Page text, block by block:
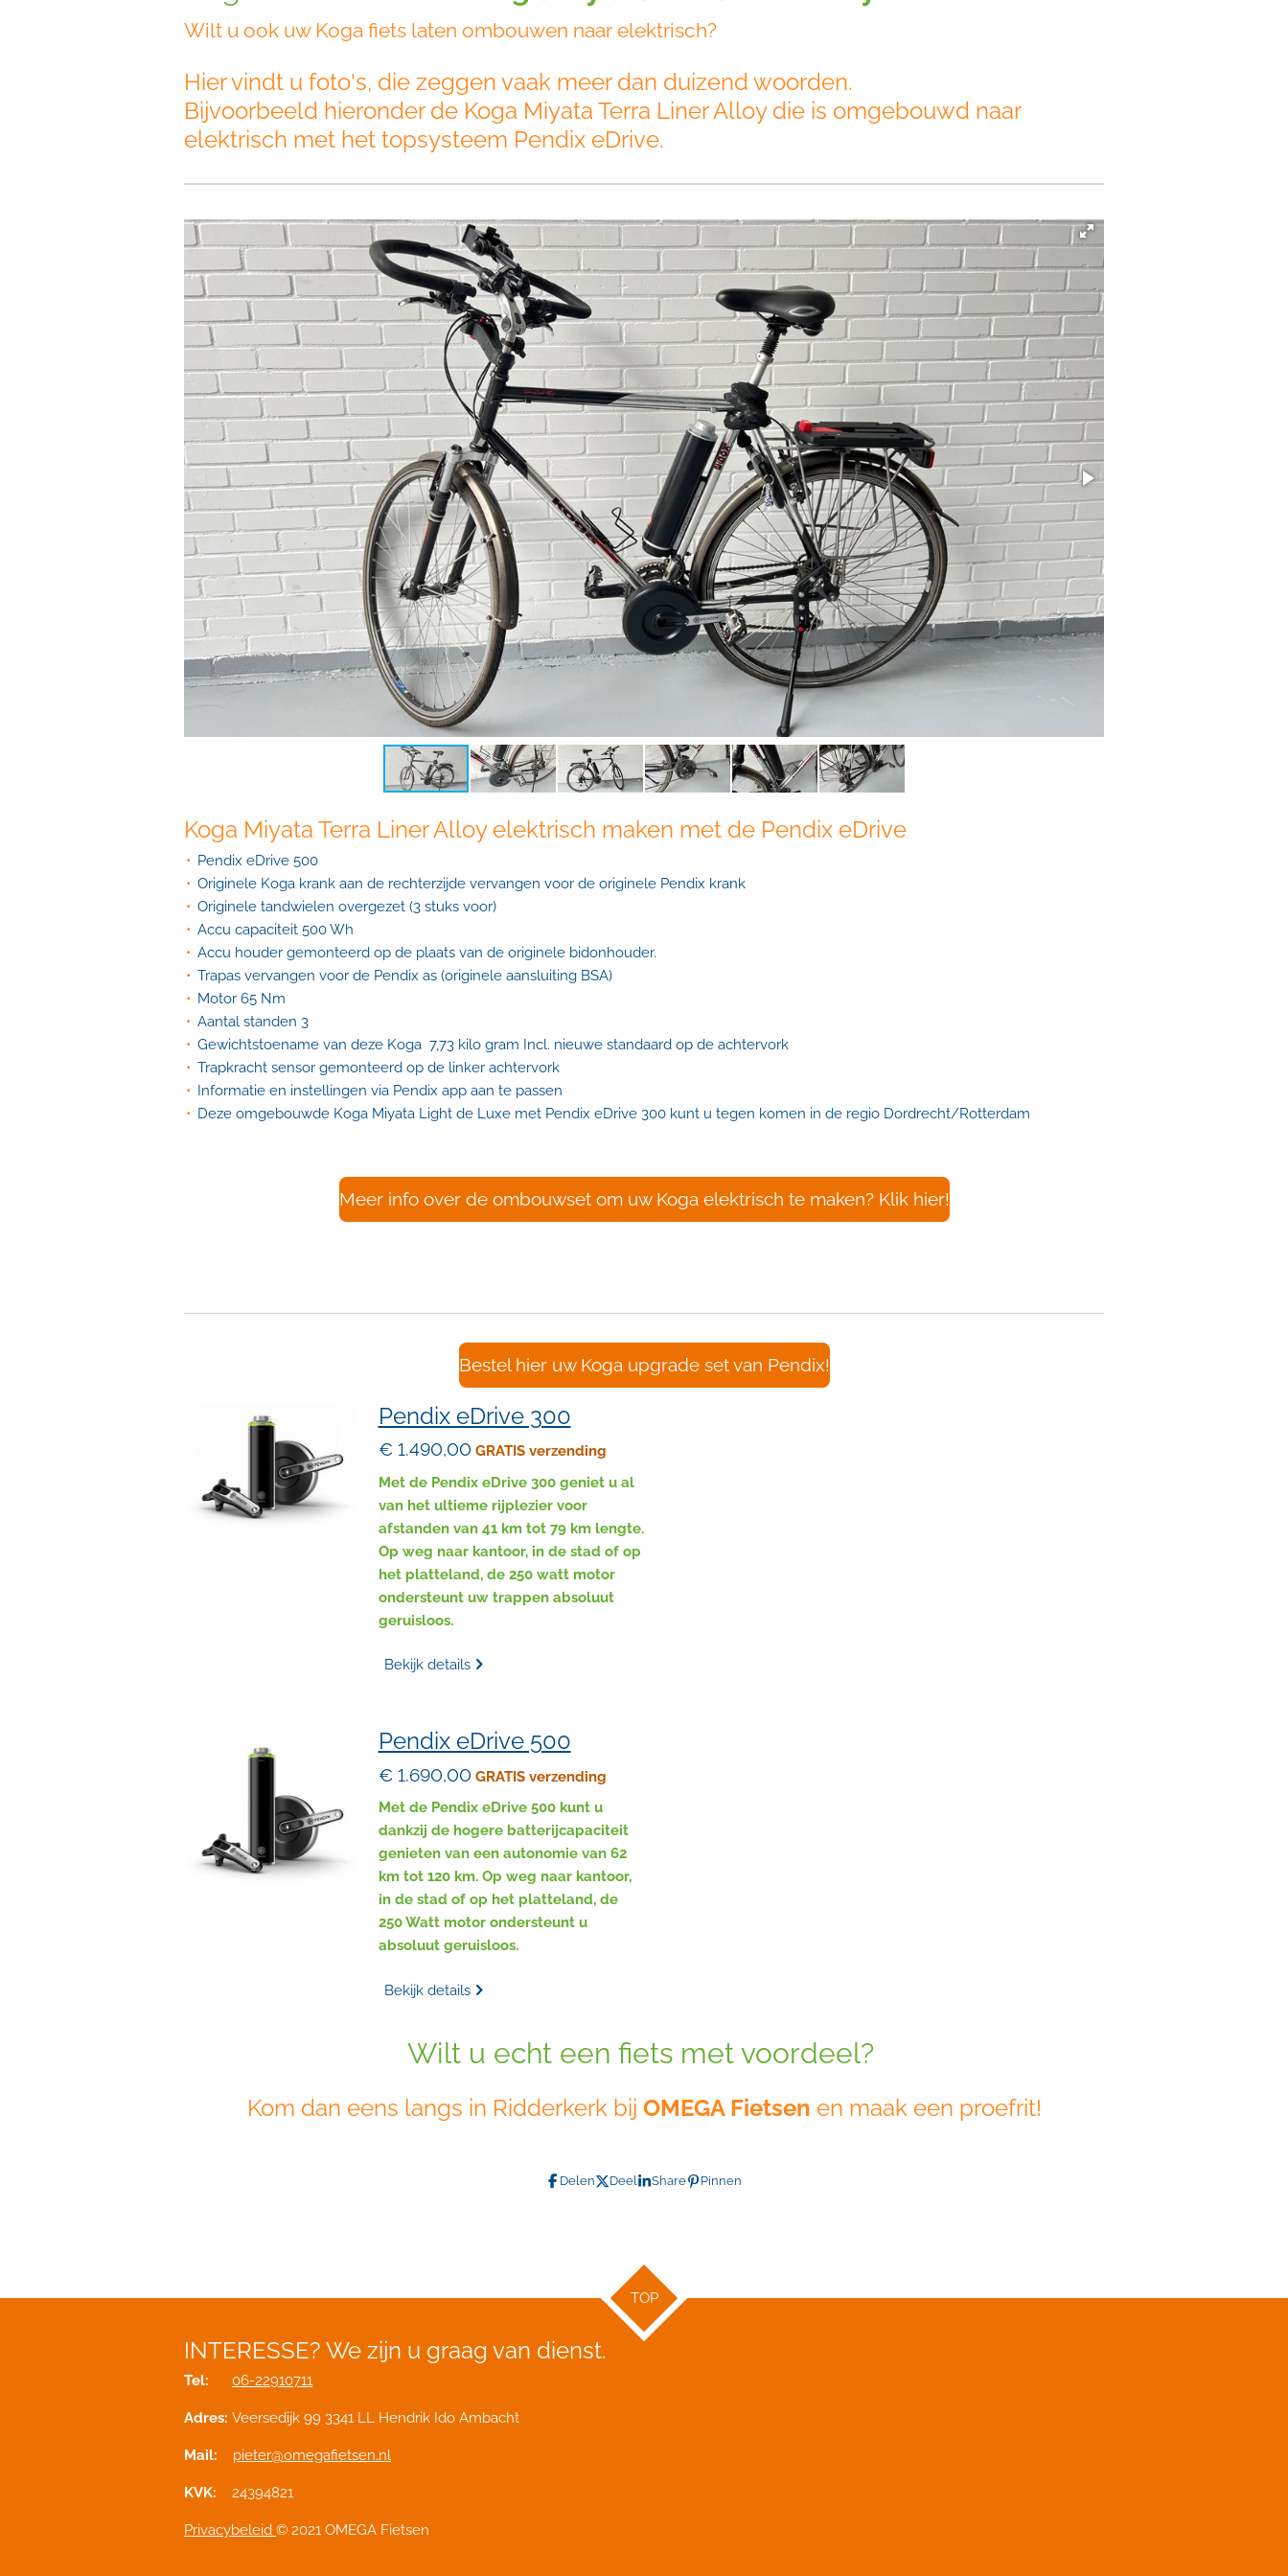
Wilt u ook uw Koga fiets laten ombouwen naar elektrisch?
Hier vindt u foto's, die zeggen vaak meer dan duizend woorden.
Bijvoorbeeld hieronder de Koga Miyata Terra Liner Alloy die is omgebouwd naar
elektrisch met het topsysteem Pendix eDrive.
Koga Miyata Terra Liner Alloy elektrisch maken met de Pendix eDrive
Pendix eDrive 500
Originele Koga krank aan de rechterzijde vervangen voor de originele Pendix krank
Originele tandwielen overgezet (3 stuks voor)
Accu capaciteit 500 Wh
Accu houder gemonteerd op de plaats van de originele bidonhouder.
Trapas vervangen voor de Pendix as (originele aansluiting BSA)
Motor 65 Nm
Aantal standen 3
Gewichtstoename van deze Koga 7,73 kilo gram Incl. nieuwe standaard op de achtervork
Trapkracht sensor gemonteerd op de linker achtervork
Informatie en instellingen via Pendix app aan te passen
Deze omgebouwde Koga Miyata Light de Luxe met Pendix eDrive 300 kunt u tegen komen in de regio Dordrecht/Rotterdam
Meer info over de ombouwset om uw Koga elektrisch te maken? Klik hier!
Bestel hier uw Koga upgrade set van Pendix!
Pendix eDrive 300
€ 1.490,00 GRATIS verzending
Met de Pendix eDrive 300 geniet u al
van het ultieme rijplezier voor
afstanden van 41 km tot 79 km lengte.
Op weg naar kantoor, in de stad of op
het platteland, de 250 watt motor
ondersteunt uw trappen absoluut
geruisloos.
Bekijk details
Pendix eDrive 500
€ 1.690,00 GRATIS verzending
Met de Pendix eDrive 500 kunt u
dankzij de hogere batterijcapaciteit
genieten van een autonomie van 62
km tot 120 km. Op weg naar kantoor,
in de stad of op het platteland, de
250 Watt motor ondersteunt u
absoluut geruisloos.
Bekijk details
Wilt u echt een fiets met voordeel?
Kom dan eens langs in Ridderkerk bij OMEGA Fietsen en maak een proefrit!
Delen Deel Share Pinnen
TOP
INTERESSE? We zijn u graag van dienst.
Tel: 06-22910711
Adres: Veersedijk 99 3341 LL Hendrik Ido Ambacht
Mail: pieter@omegafietsen.nl
KVK: 24394821
Privacybeleid © 2021 OMEGA Fietsen